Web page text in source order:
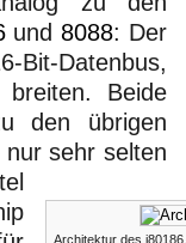
Architektur des i80186.
und 8088: Der
Bit-Datenbus,
Beide
den übrigen
sehr selten